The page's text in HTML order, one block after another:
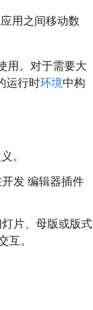
用之间移动数
用。对于需要大
运行时环境中构
。
发 编辑器插件
片、母版或版式
互。